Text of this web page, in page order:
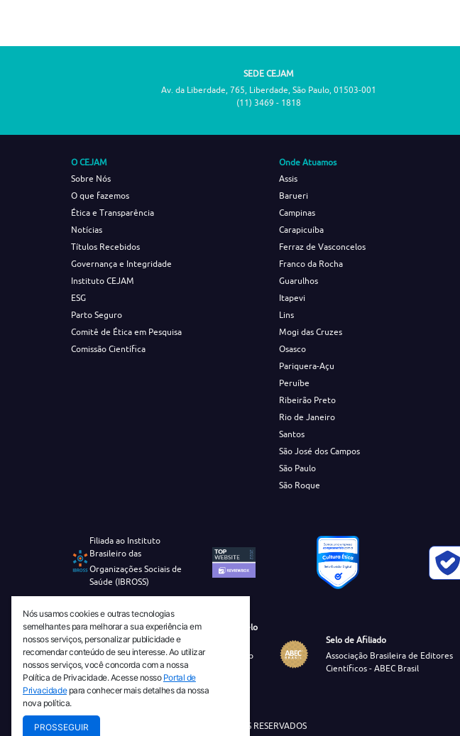
SEDE CEJAM
Av. da Liberdade, 765, Liberdade, São Paulo, 01503-001
(11) 3469 - 1818
O CEJAM
Sobre Nós
O que fazemos
Ética e Transparência
Notícias
Títulos Recebidos
Governança e Integridade
Instituto CEJAM
ESG
Parto Seguro
Comitê de Ética em Pesquisa
Comissão Científica
Onde Atuamos
Assis
Barueri
Campinas
Carapicuíba
Ferraz de Vasconcelos
Franco da Rocha
Guarulhos
Itapevi
Lins
Mogi das Cruzes
Osasco
Pariquera-Açu
Peruíbe
Ribeirão Preto
Rio de Janeiro
Santos
São José dos Campos
São Paulo
São Roque
Filiada ao Instituto
Brasileiro das
Organizações Sociais de
Saúde (IBROSS)
Revista Tecnico-Cientifica CEJAM Selo
Diamante de Ciência Aberta
Diretório Migulim Instituto Brasileiro
de Informação em Ciência e
Tecnologia - IBICT
Selo de Afiliado
Associação Brasileira de Editores
Científicos - ABEC Brasil
© 2026 TODOS OS DIREITOS RESERVADOS
Nós usamos cookies e outras tecnologias
semelhantes para melhorar a sua experiência em
nossos serviços, personalizar publicidade e
recomendar conteúdo de seu interesse. Ao utilizar
nossos serviços, você concorda com a nossa
Política de Privacidade. Acesse nosso Portal de
Privacidadepara conhecer mais detalhes da nossa
nova política.
PROSSEGUIR